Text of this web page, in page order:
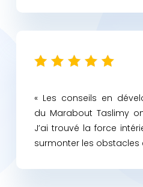
« Les conseils en
du Marabout Taslimy
J’ai trouvé la force
surmonter les obstacles